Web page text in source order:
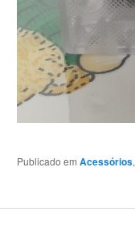
Publicado em Acessórios,